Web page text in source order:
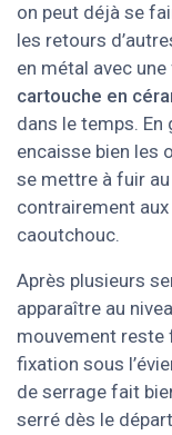
on peut déjà se
les retours
en métal avec
cartouche en
dans le temps. En
encaisse bien les
se mettre à fuir
contrairement
caoutchouc.
Après plusieurs
apparaître au
mouvement reste
fixation sous
de serrage fait
serré dès le